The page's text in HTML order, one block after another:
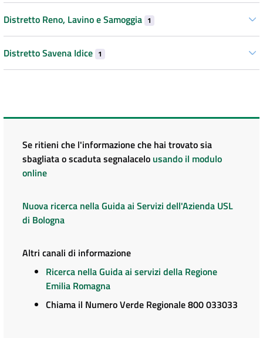
Distretto Reno, Lavino e Samoggia 1
Distretto Savena Idice 1
Se ritieni che l'informazione che hai trovato sia
sbagliata o scaduta segnalacelo usando il modulo
online
Nuova ricerca nella Guida ai Servizi dell'Azienda USL
di Bologna
Altri canali di informazione
Ricerca nella Guida ai servizi della Regione
Emilia Romagna
Chiama il Numero Verde Regionale 800 033033